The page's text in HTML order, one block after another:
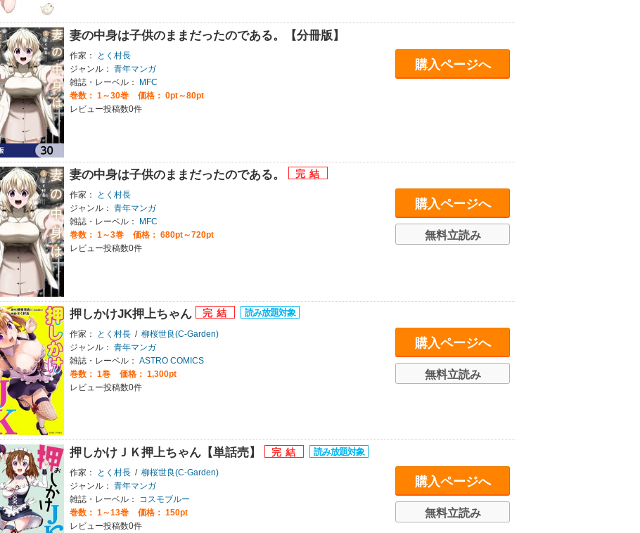
妻の中身は子供のままだったのである。【分冊版】
作家：
とく村長
ジャンル： 青年マンガ
雑誌・レーベル：
MFC
巻数： 1～30巻
価格： 0pt～80pt
レビュー投稿数0件
購入ページへ
妻の中身は子供のままだったのである。
作家：
とく村長
ジャンル： 青年マンガ
雑誌・レーベル：
MFC
巻数： 1～3巻
価格： 680pt～720pt
レビュー投稿数0件
購入ページへ
無料立読み
押しかけJK押上ちゃん
作家： とく村長 / 柳桜世良(C-Garden)
ジャンル： 青年マンガ
雑誌・レーベル： ASTRO COMICS
巻数： 1巻
価格： 1,300pt
レビュー投稿数0件
購入ページへ
無料立読み
押しかけＪＫ押上ちゃん【単話売】
作家： とく村長 / 柳桜世良(C-Garden)
ジャンル： 青年マンガ
雑誌・レーベル：
コスモブルー
巻数： 1～13巻
価格： 150pt
レビュー投稿数0件
購入ページへ
無料立読み